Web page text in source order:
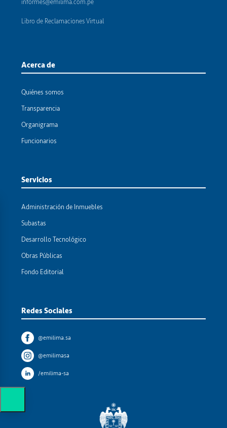
informes@emilima.com.pe
Libro de Reclamaciones Virtual
Acerca de
Quiénes somos
Transparencia
Organigrama
Funcionarios
Servicios
Administración de Inmuebles
Subastas
Desarrollo Tecnológico
Obras Públicas
Fondo Editorial
Redes Sociales
@emilima.sa
@emilimasa
/emilima-sa